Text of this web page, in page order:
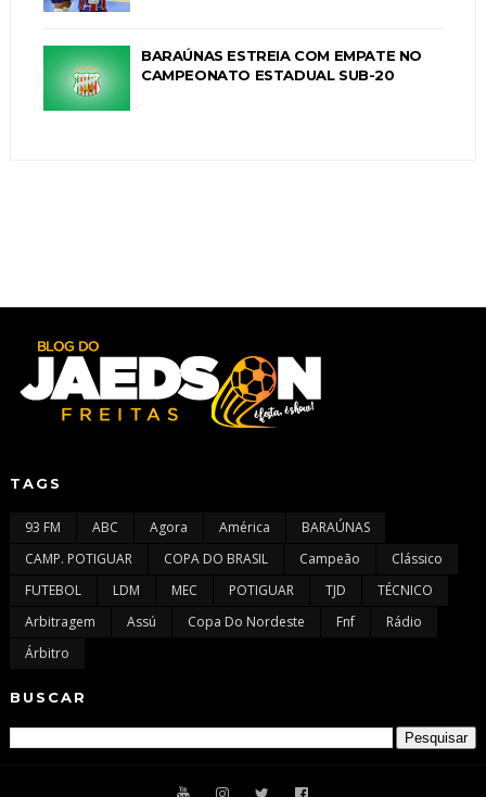
BARAÚNAS ESTREIA COM EMPATE NO
CAMPEONATO ESTADUAL SUB-20
TAGS
93 FM ABC Agora América
BARAÚNAS
CAMP. POTIGUAR
COPA DO BRASIL Campeão
Clássico
FUTEBOL
LDM MEC POTIGUAR TJD
TÉCNICO
Arbitragem
Assú Copa Do Nordeste Fnf
Rádio
Árbitro
BUSCAR